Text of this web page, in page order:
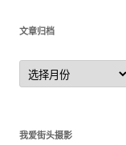
文章归档
文
章
归
我爱街头摄影